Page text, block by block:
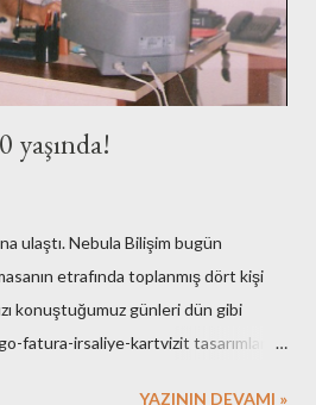
ulaştı. Nebula Bilişim bugün
etrafında toplanmış dört kişi
konuştuğumuz günleri dün gibi
fatura-irsaliye-kartvizit tasarımları,
YAZININ DEVAMI »